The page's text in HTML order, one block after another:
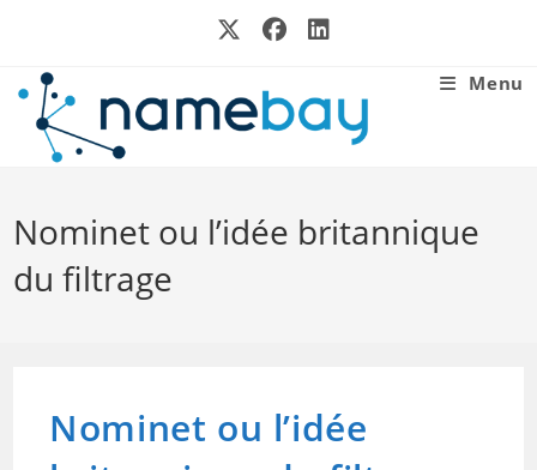
Menu
Nominet ou l’idée britannique
du filtrage
Nominet ou l’idée